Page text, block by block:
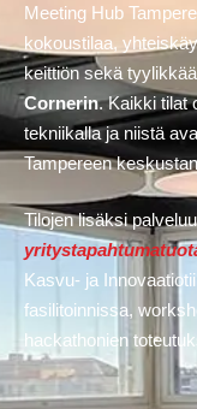
Meeting Hub
kokoustilaa,
keittiön sekä
Cornerin. Kaikki tilat
tekniikalla ja niistä
Tampereen
Tilojen lisäksi
Kasvu- ja
fasilitoinnissa,
hackathonien